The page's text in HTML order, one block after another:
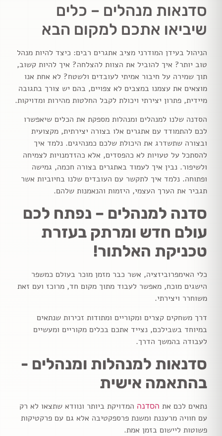
סדנאות מנהלים – כלים
שיביאו אתכם למקום הבא
הניהול בעידן המודרני מציב אתגרים רבים: כיצד להיות מנהל
טוב יותר? איך להוביל את הצוות להצלחה? איך להיות קשוב,
תוך שמירה על חיבור אמיתי לעובדים ולשטח? לא אחת אנו
מוצאים את עצמנו במצבים לא צפויים, בהם יש צורך בתגובה
מיידית, פתרון יצירתי ויכולת לקבל החלטות מהירות ומדויקות.
הסדנה שלנו למנהלים ומנהלות מספקת את הכלים שיאפשרו
לכם להתמודד עם אתגרים אלו בצורה יצירתית, מקצועית
ובצורה שתשדרג את היכולת שלכם כמנהיגים. נלמד איך
להסתכל על טעויות לא כהפסדים, אלא כהזדמנויות לצמיחה
ולשיפור. נבין איך לעמוד באתגרים בצורה חכמה, גמישה
ופתוחה. נלמד איך לתקשר עם העובדים שלנו בחיוביות אשר
תגביר את הערך העצמי, היזמות והנאמנות שלהם.
סדנה למנהלים – נפתח לכם
עולם חדש ומרתק בעזרת
טכניקת האלתור!
כלי האימפרוביזציה, אשר כבר מזמן מוכר בעולם כמשפר
הישגים מוכח, מאפשר לעבוד מתוך מקום חד, מרוכז ועם זאת
משוחרר ויצירתי.
דרך משחקים קצרים ומקוריים ומתודות זכירות שנתאים
במיוחד בשבילכם, נצייד אתכם בכלים מקוריים ומעשיים
לעבודה בהמשך הדרך.
סדנאות למנהלות ומנהלים -
בהתאמה אישית
נתאים לכם את הסדנה המדויקת ביותר ונוודא שתצאו לא רק
עם חוויה מרעננת ומשנת פרספקטיבה אלא גם עם פרקטיקות
פשוטות ליישום בזמן אמת.